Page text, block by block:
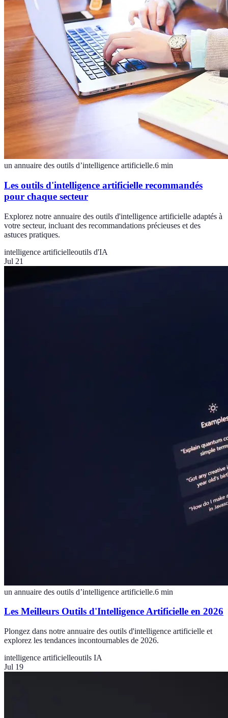
un annuaire des outils d’intelligence artificielle.6 min
Les outils d'intelligence artificielle recommandés
pour chaque secteur
Explorez notre annuaire des outils d'intelligence artificielle adaptés à
votre secteur, incluant des recommandations précieuses et des
astuces pratiques.
intelligence artificielleoutils d'IA
Jul 21
un annuaire des outils d’intelligence artificielle.6 min
Les Meilleurs Outils d'Intelligence Artificielle en 2026
Plongez dans notre annuaire des outils d'intelligence artificielle et
explorez les tendances incontournables de 2026.
intelligence artificielleoutils IA
Jul 19